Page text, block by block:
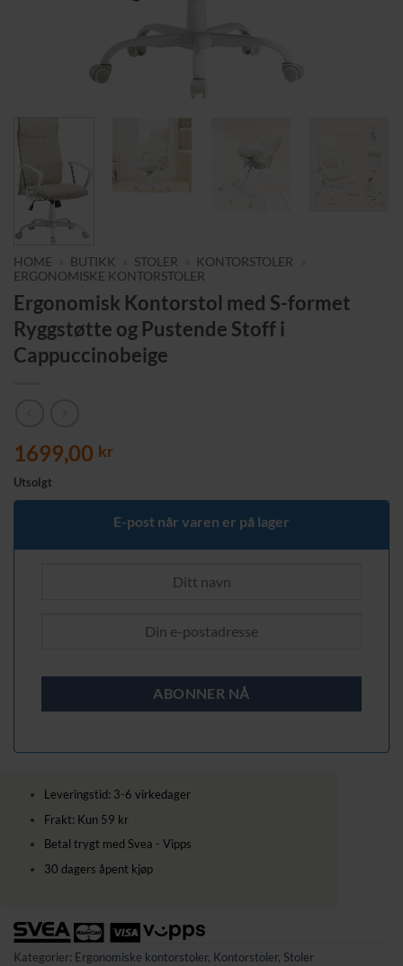
HOME BUTIKK STOLER KONTORSTOLER
ERGONOMISKE KONTORSTOLER
Ergonomisk Kontorstol med S-formet
Ryggstøtte og Pustende Stoff i
Cappuccinobeige
1699,00 kr
Utsolgt
E-post når varen er på lager
Leveringstid: 3-6 virkedager
Frakt: Kun 59 kr
Betal trygt med Svea - Vipps
30 dagers åpent kjøp
Kategorier: Ergonomiske kontorstoler, Kontorstoler, Stoler